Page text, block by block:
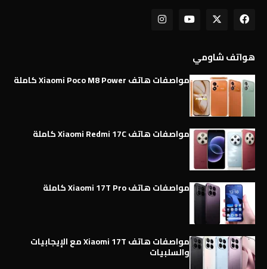
هواتف شاومي
مواصفات هاتف Xiaomi Poco M8 Power كاملة
مواصفات هاتف Xiaomi Redmi 17C كاملة
مواصفات هاتف Xiaomi 17T Pro كاملة
مواصفات هاتف Xiaomi 17T مع الإيجابيات
والسلبيات